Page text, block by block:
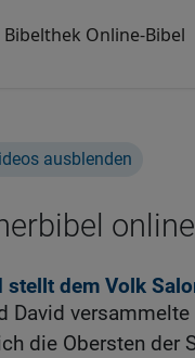
Bibelthek Online-Bibel
ausblenden
stellt dem Volk
David
die Obersten der